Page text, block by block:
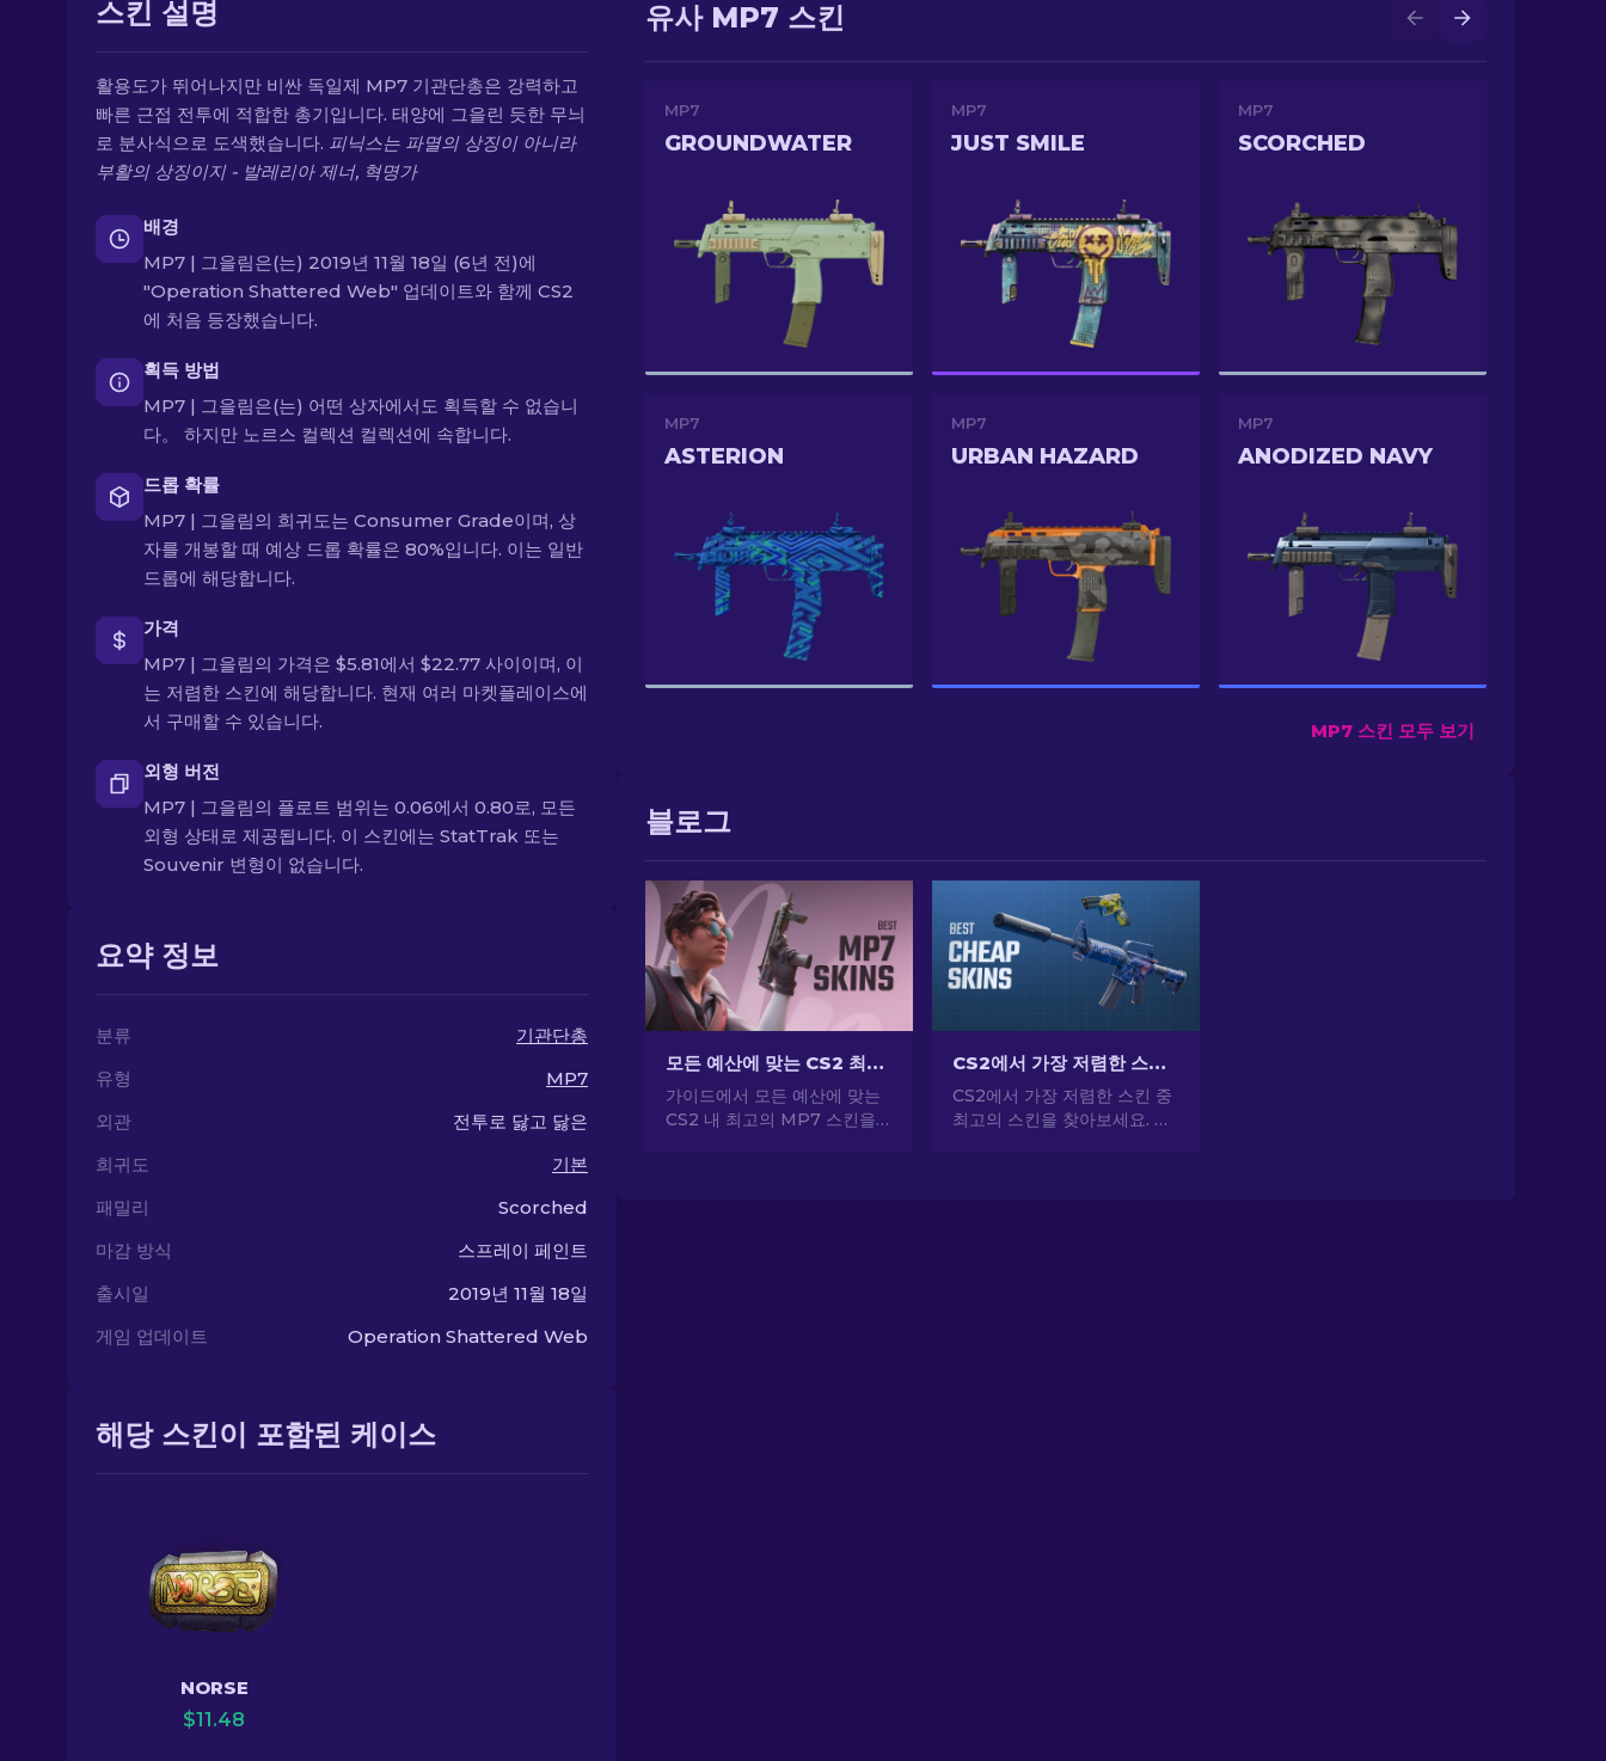
스킨 설명
활용도가 뛰어나지만 비싼 독일제 MP7 기관단총은 강력하고
빠른 근접 전투에 적합한 총기입니다. 태양에 그을린 듯한 무늬
로 분사식으로 도색했습니다. 피닉스는 파멸의 상징이 아니라
부활의 상징이지 - 발레리아 제너, 혁명가
배경
MP7 | 그을림은(는) 2019년 11월 18일 (6년 전)에
"Operation Shattered Web" 업데이트와 함께 CS2
에 처음 등장했습니다.
획득 방법
MP7 | 그을림은(는) 어떤 상자에서도 획득할 수 없습니
다。 하지만 노르스 컬렉션 컬렉션에 속합니다.
드롭 확률
MP7 | 그을림의 희귀도는 Consumer Grade이며, 상
자를 개봉할 때 예상 드롭 확률은 80%입니다. 이는 일반
드롭에 해당합니다.
가격
MP7 | 그을림의 가격은 $5.81에서 $22.77 사이이며, 이
는 저렴한 스킨에 해당합니다. 현재 여러 마켓플레이스에
서 구매할 수 있습니다.
외형 버전
MP7 | 그을림의 플로트 범위는 0.06에서 0.80로, 모든
외형 상태로 제공됩니다. 이 스킨에는 StatTrak 또는
Souvenir 변형이 없습니다.
요약 정보
분류
기관단총
유형
MP7
외관
전투로 닳고 닳은
희귀도
기본
패밀리
Scorched
마감 방식
스프레이 페인트
출시일
2019년 11월 18일
게임 업데이트
Operation Shattered Web
해당 스킨이 포함된 케이스
NORSE
$11.48
유사 MP7 스킨
MP7
GROUNDWATER
MP7
JUST SMILE
MP7
SCORCHED
MP7
ASTERION
MP7
URBAN HAZARD
MP7
ANODIZED NAVY
MP7 스킨 모두 보기
블로그
모든 예산에 맞는 CS2 최고의 MP7 스킨 [2026]
가이드에서 모든 예산에 맞는
CS2 내 최고의 MP7 스킨을
CS2에서 가장 저렴한 스킨 [2026]
CS2에서 가장 저렴한 스킨 중
최고의 스킨을 찾아보세요. 전